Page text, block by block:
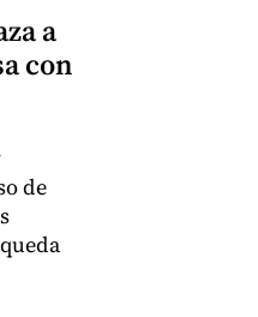
a
con
de